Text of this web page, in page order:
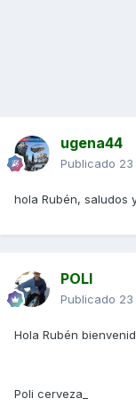
ugena44
Publicado
hola Rubén, saludos
POLI
Publicado
Hola Rubén
Poli cerveza_